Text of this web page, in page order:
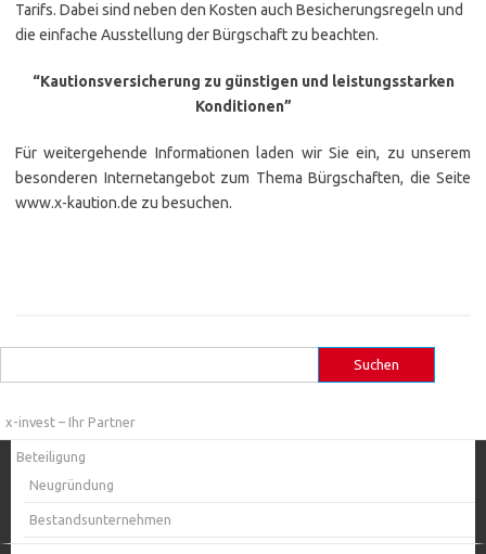
Tarifs. Dabei sind neben den Kosten auch Besicherungsregeln und
die einfache Ausstellung der Bürgschaft zu beachten.
“Kautionsversicherung zu günstigen und leistungsstarken
Konditionen”
Für weitergehende Informationen laden wir Sie ein, zu unserem
besonderen Internetangebot zum Thema Bürgschaften, die Seite
www.x-kaution.de zu besuchen.
nach:
x-invest – Ihr Partner
Beteiligung
Neugründung
Bestandsunternehmen